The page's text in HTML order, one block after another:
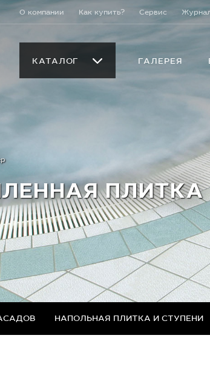
О компании Как купить? Сервис
КАТАЛОГ ГАЛЕРЕЯ
ПЛИТКА
НАПОЛЬНАЯ ПЛИТКА И СТУПЕНИ